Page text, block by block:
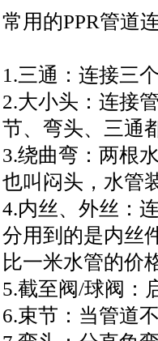
常用的PPR管道
1.三通：连接三
2.大小头：连接
节、弯头、三通
3.绕曲弯：两根
也叫闷头，水管
4.内丝、外丝：
分用到的是内丝
比一米水管的价
5.截至阀/球阀：
6.束节：当管道